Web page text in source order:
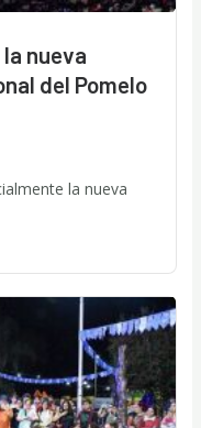
nueva
del Pomelo
la nueva